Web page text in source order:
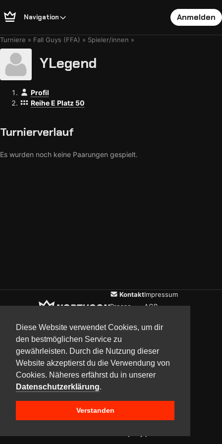
Diese Website verwendet Cookies, um dir
den bestmöglichen Service zu
gewährleisten. Durch die Nutzung dieser
Website akzeptierst du die Verwendung von
Cookies. Näheres erfährst du in unserer
Datenschutzerklärung.
Verstanden
Navigation Anmelden
Turniere Fall Guys (FFA) Spieler/innen
YLegend
Profil
Reihe E Platz 50
Turnierverlauf
Es wurden noch keine Paarungen gespielt.
Kontakt
Presse
Impressum
AGB
UpdatesCommunityMedia